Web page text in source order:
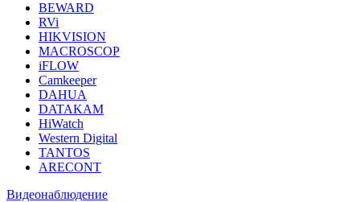
BEWARD
RVi
HIKVISION
MACROSCOP
iFLOW
Camkeeper
DAHUA
DATAKAM
HiWatch
Western Digital
TANTOS
ARECONT
Видеонаблюдение